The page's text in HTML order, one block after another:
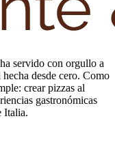
servido con orgullo a
desde cero. Como
crear pizzas al
gastronómicas
Italia.